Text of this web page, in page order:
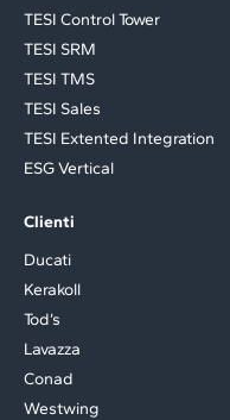
TESI Control Tower
TESI SRM
TESI TMS
TESI Sales
TESI Extented Integration
ESG Vertical
Clienti
Ducati
Kerakoll
Tod’s
Lavazza
Conad
Westwing